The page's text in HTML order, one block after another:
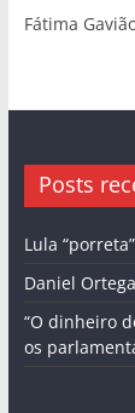
Fátima
Posts
Lula
Daniel
“O dinheiro
os